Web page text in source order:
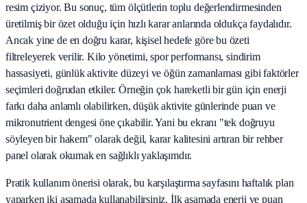
resim çiziyor. Bu sonuç, tüm ölçütlerin toplu değerlendirmesinden
üretilmiş bir özet olduğu için hızlı karar anlarında oldukça faydalıdır.
Ancak yine de en doğru karar, kişisel hedefe göre bu özeti
filtreleyerek verilir. Kilo yönetimi, spor performansı, sindirim
hassasiyeti, günlük aktivite düzeyi ve öğün zamanlaması gibi faktörler
seçimleri doğrudan etkiler. Örneğin çok hareketli bir gün için enerji
farkı daha anlamlı olabilirken, düşük aktivite günlerinde puan ve
mikronutrient dengesi öne çıkabilir. Yani bu ekranı "tek doğruyu
söyleyen bir hakem" olarak değil, karar kalitesini artıran bir rehber
panel olarak okumak en sağlıklı yaklaşımdır.
Pratik kullanım önerisi olarak, bu karşılaştırma sayfasını haftalık plan
yaparken iki aşamada kullanabilirsiniz. İlk aşamada enerji ve puan